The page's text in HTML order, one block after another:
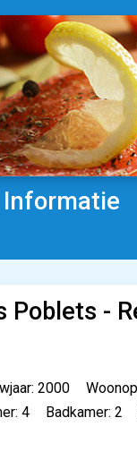
Informatie
Poblets -
2000
4
Badkamer: 2